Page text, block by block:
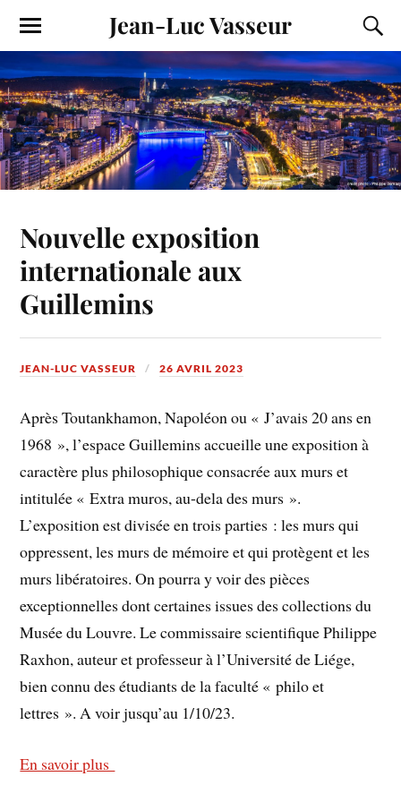
Jean-Luc Vasseur
Nouvelle exposition
internationale aux
Guillemins
JEAN-LUC VASSEUR 26 AVRIL 2023
Après Toutankhamon, Napoléon ou « J’avais 20 ans en
1968 », l’espace Guillemins accueille une exposition à
caractère plus philosophique consacrée aux murs et
intitulée « Extra muros, au-dela des murs ».
L’exposition est divisée en trois parties : les murs qui
oppressent, les murs de mémoire et qui protègent et les
murs libératoires. On pourra y voir des pièces
exceptionnelles dont certaines issues des collections du
Musée du Louvre. Le commissaire scientifique Philippe
Raxhon, auteur et professeur à l’Université de Liége,
bien connu des étudiants de la faculté « philo et
lettres ». A voir jusqu’au 1/10/23.
En savoir plus